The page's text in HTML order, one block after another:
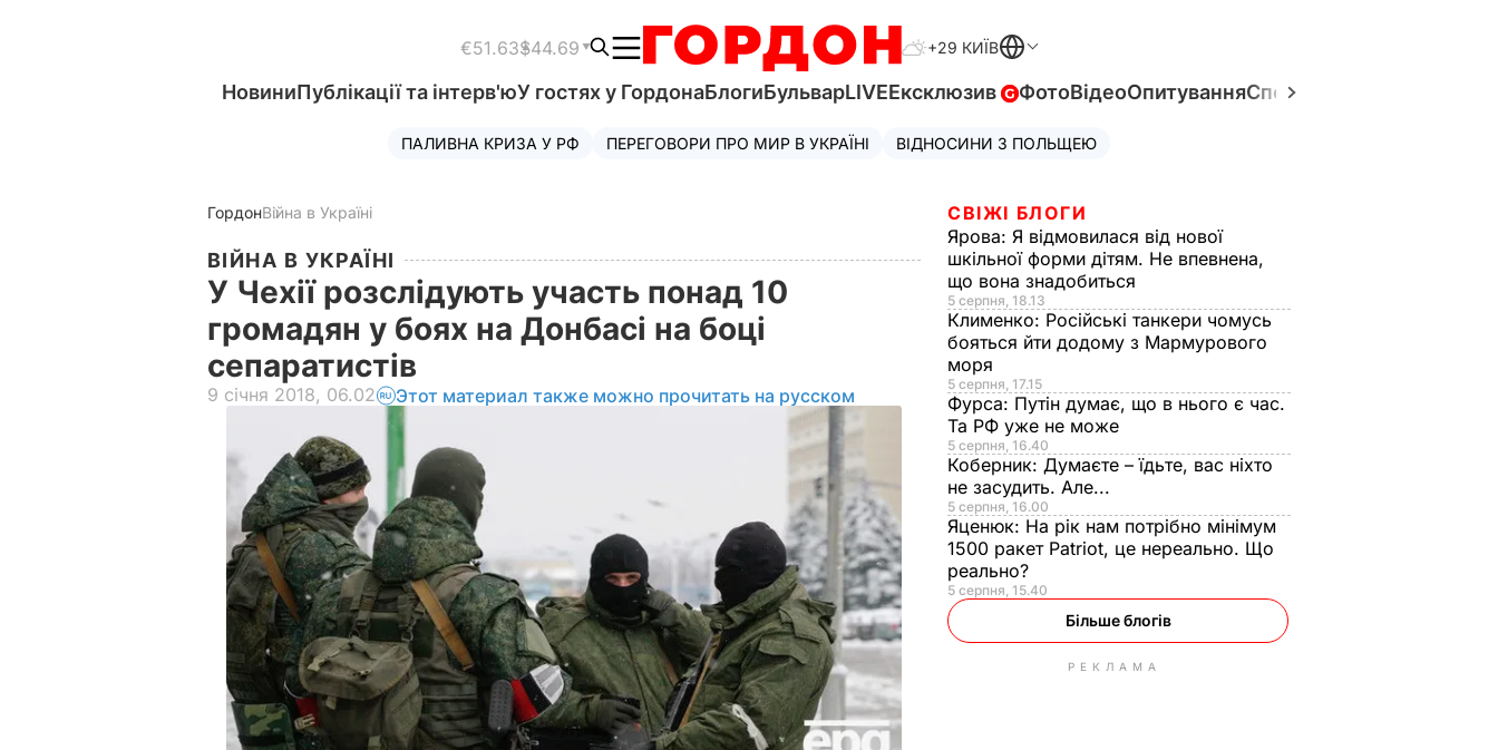
€51.63$44.69 +29 КИЇВ
НовиниПублікації та інтерв'юУ гостях у ГордонаБлогиБульварLIVEЕксклюзив ФотоВідеоОпитуванняСпецпроєкти
ПАЛИВНА КРИЗА У РФ ПЕРЕГОВОРИ ПРО МИР В УКРАЇНІ ВІДНОСИНИ З ПОЛЬЩЕЮ
ГордонВійна в Україні
ВІЙНА В УКРАЇНІ
У Чехії розслідують участь понад 10
громадян у боях на Донбасі на боці
сепаратистів
9 січня 2018, 06.02 Этот материал также можно прочитать на русском
СВІЖІ БЛОГИ
Ярова: Я відмовилася від нової
шкільної форми дітям. Не впевнена,
що вона знадобиться
5 серпня, 18.13
Клименко: Російські танкери чомусь
бояться йти додому з Мармурового
моря
5 серпня, 17.15
Фурса: Путін думає, що в нього є час.
Та РФ уже не може
5 серпня, 16.40
Коберник: Думаєте – їдьте, вас ніхто
не засудить. Але...
5 серпня, 16.00
Яценюк: На рік нам потрібно мінімум
1500 ракет Patriot, це нереально. Що
реально?
5 серпня, 15.40
Більше блогів
РЕКЛАМА